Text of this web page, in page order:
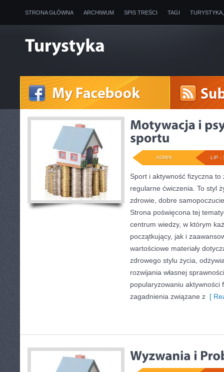
STRONA GŁÓWNA ARCHIWUM SPIS TREŚCI TAGI
LIP -
ADMIN
Sport i aktywność fizyczna
regularne ćwiczenia. To styl
zdrowie, dobre
Strona poświęcona tej
centrum wiedzy, w którym
początkujący, jak i
wartościowe materiały
zdrowego stylu życia,
rozwijania własnej
popularyzowaniu aktywności
zagadnienia związane z [